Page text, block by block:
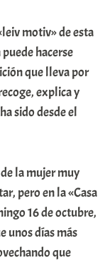
motiv» de esta
hacerse
que lleva por
explica y
sido desde el
la mujer muy
pero en la «Casa
16 de octubre,
unos días más
que